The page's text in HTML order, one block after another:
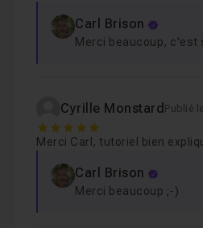
Leçon 6
Carl Brison
Merci beaucoup, c'est
Cyrille Monstard Publié
5
Merci Carl, tutoriel bien
Carl Brison
Merci beaucoup ;-)